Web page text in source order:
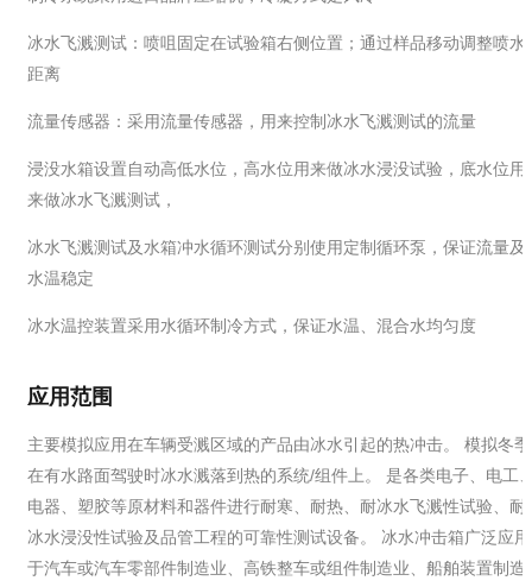
冰水飞溅测试：喷咀固定在试验箱右侧位置；通过样品移动调整喷水
距离
流量传感器：采用流量传感器，用来控制冰水飞溅测试的流量
浸没水箱设置自动高低水位，高水位用来做冰水浸没试验，底水位用
来做冰水飞溅测试，
冰水飞溅测试及水箱冲水循环测试分别使用定制循环泵，保证流量及
水温稳定
冰水温控装置采用水循环制冷方式，保证水温、混合水均匀度
应用范围
主要模拟应用在车辆受溅区域的产品由冰水引起的热冲击。 模拟冬季
在有水路面驾驶时冰水溅落到热的系统/组件上。 是各类电子、电工
电器、塑胶等原材料和器件进行耐寒、耐热、耐冰水飞溅性试验、耐
冰水浸没性试验及品管工程的可靠性测试设备。 冰水冲击箱广泛应用
于汽车或汽车零部件制造业、高铁整车或组件制造业、船舶装置制造